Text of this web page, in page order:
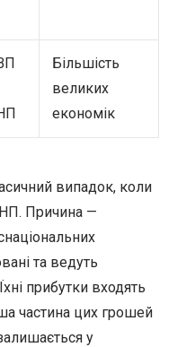
Більшість
великих
економік
випадок, коли
Причина —
та ведуть
Їхні прибутки входять
частина цих грошей
у